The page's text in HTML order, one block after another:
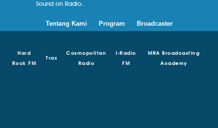
Sound on Radio.
Tentang Kami Program Broadcaster
Hard
Rock FM
Trax
Cosmopolitan
Radio
I-Radio
FM
MRA Broadcasting
Academy